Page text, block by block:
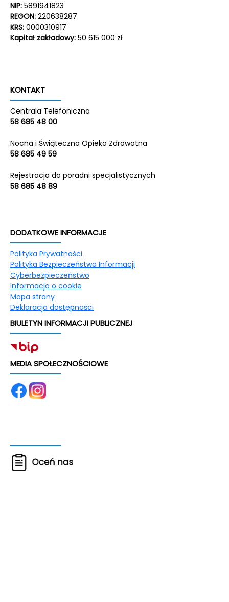
NIP: 5891941823
REGON: 220638287
KRS: 0000310917
Kapitał zakładowy: 50 615 000 zł
KONTAKT
Centrala Telefoniczna
58 685 48 00
Nocna i Świąteczna Opieka Zdrowotna
58 685 49 59
Rejestracja do poradni specjalistycznych
58 685 48 89
DODATKOWE INFORMACJE
Polityka Prywatności
Polityka Bezpieczeństwa Informacji
Cyberbezpieczeństwo
Informacja o cookie
Mapa strony
Deklaracja dostępności
BIULETYN INFORMACJI PUBLICZNEJ
MEDIA SPOŁECZNOŚCIOWE